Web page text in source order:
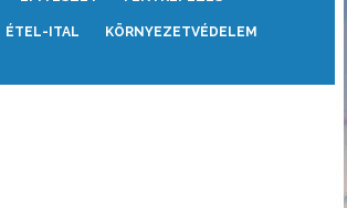
ÉTEL-ITAL KÖRNYEZETVÉDELEM